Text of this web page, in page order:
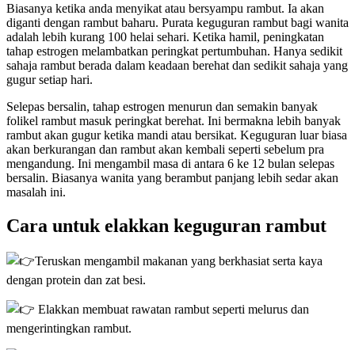
Biasanya ketika anda menyikat atau bersyampu rambut. Ia akan
diganti dengan rambut baharu. Purata keguguran rambut bagi wanita
adalah lebih kurang 100 helai sehari. Ketika hamil, peningkatan
tahap estrogen melambatkan peringkat pertumbuhan. Hanya sedikit
sahaja rambut berada dalam keadaan berehat dan sedikit sahaja yang
gugur setiap hari.
Selepas bersalin, tahap estrogen menurun dan semakin banyak
folikel rambut masuk peringkat berehat. Ini bermakna lebih banyak
rambut akan gugur ketika mandi atau bersikat. Keguguran luar biasa
akan berkurangan dan rambut akan kembali seperti sebelum pra
mengandung. Ini mengambil masa di antara 6 ke 12 bulan selepas
bersalin. Biasanya wanita yang berambut panjang lebih sedar akan
masalah ini.
Cara untuk elakkan keguguran rambut
Teruskan mengambil makanan yang berkhasiat serta kaya
dengan protein dan zat besi.
Elakkan membuat rawatan rambut seperti melurus dan
mengerintingkan rambut.